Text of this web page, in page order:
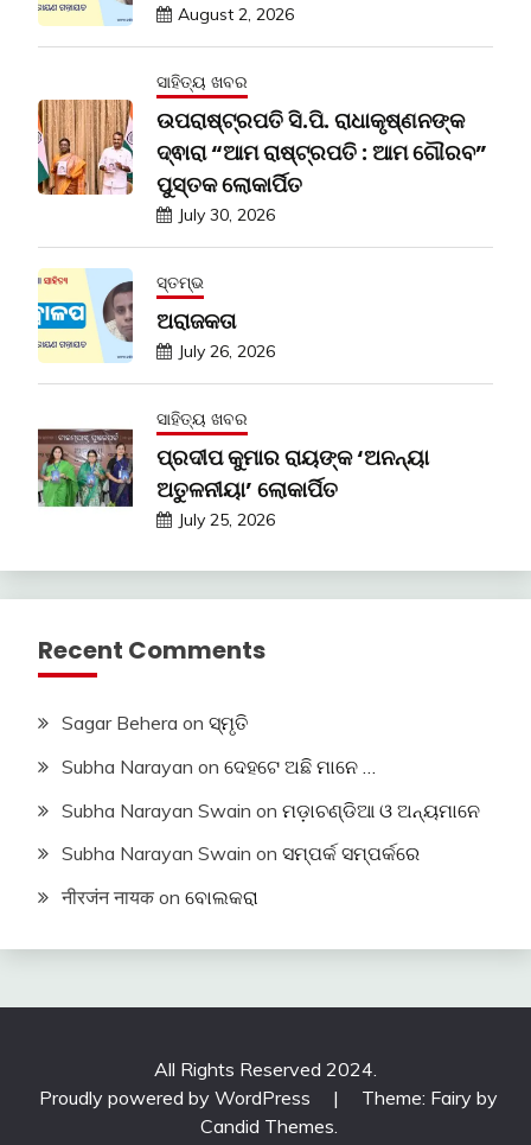
August 2, 2026
ସାହିତ୍ୟ ଖବର
ଉପରାଷ୍ଟ୍ରପତି ସି.ପି. ରାଧାକୃଷ୍ଣନଙ୍କ
ଦ୍ଵାରା “ଆମ ରାଷ୍ଟ୍ରପତି : ଆମ ଗୌରବ”
ପୁସ୍ତକ ଲୋକାର୍ପିତ
July 30, 2026
ସ୍ତମ୍ଭ
ଅରାଜକତା
July 26, 2026
ସାହିତ୍ୟ ଖବର
ପ୍ରଦୀପ କୁମାର ରାୟଙ୍କ ‘ଅନନ୍ୟା
ଅତୁଳନୀୟା’ ଲୋକାର୍ପିତ
July 25, 2026
Recent Comments
Sagar Behera on ସ୍ମୃତି
Subha Narayan on ଦେହଟେ ଅଛି ମାନେ …
Subha Narayan Swain on ମଡ଼ାଚଣ୍ଡିଆ ଓ ଅନ୍ୟମାନେ
Subha Narayan Swain on ସମ୍ପର୍କ ସମ୍ପର୍କରେ
नीरजंन नायक on ବୋଲକରା
All Rights Reserved 2024.
Proudly powered by WordPress
|
Theme: Fairy by
Candid Themes.